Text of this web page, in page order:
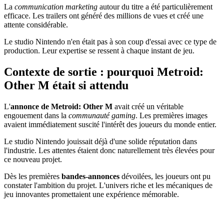
La communication marketing autour du titre a été particulièrement
efficace. Les trailers ont généré des millions de vues et créé une
attente considérable.
Le studio Nintendo n'en était pas à son coup d'essai avec ce type de
production. Leur expertise se ressent à chaque instant de jeu.
Contexte de sortie : pourquoi Metroid:
Other M était si attendu
L'annonce de Metroid: Other M avait créé un véritable
engouement dans la communauté gaming. Les premières images
avaient immédiatement suscité l'intérêt des joueurs du monde entier.
Le studio Nintendo jouissait déjà d'une solide réputation dans
l'industrie. Les attentes étaient donc naturellement très élevées pour
ce nouveau projet.
Dès les premières bandes-annonces dévoilées, les joueurs ont pu
constater l'ambition du projet. L'univers riche et les mécaniques de
jeu innovantes promettaient une expérience mémorable.